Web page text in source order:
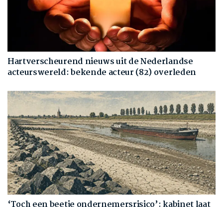
Hartverscheurend nieuws uit de Nederlandse
acteurswereld: bekende acteur (82) overleden